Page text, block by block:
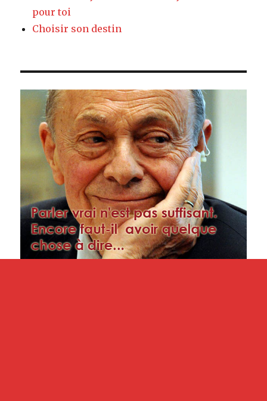
pour toi
Choisir son destin